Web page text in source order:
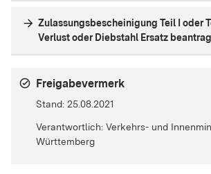
Zulassungsbescheinigung Teil I oder
Verlust oder Diebstahl Ersatz
Freigabevermerk
Stand: 25.08.2021
Verantwortlich: Verkehrs- und
Württemberg